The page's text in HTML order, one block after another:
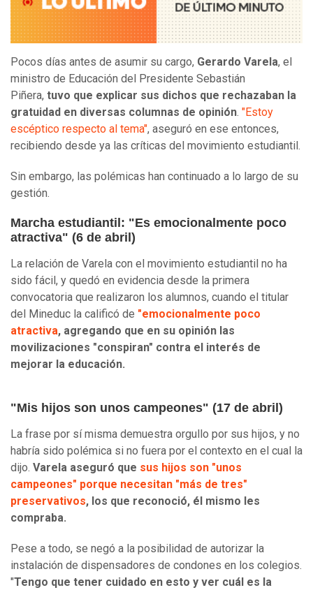
Pocos días antes de asumir su cargo, Gerardo Varela, el
ministro de Educación del Presidente Sebastián
Piñera, tuvo que explicar sus dichos que rechazaban la
gratuidad en diversas columnas de opinión. "Estoy
escéptico respecto al tema", aseguró en ese entonces,
recibiendo desde ya las críticas del movimiento estudiantil.
Sin embargo, las polémicas han continuado a lo largo de su
gestión.
Marcha estudiantil: "Es emocionalmente poco
atractiva" (6 de abril)
La relación de Varela con el movimiento estudiantil no ha
sido fácil, y quedó en evidencia desde la primera
convocatoria que realizaron los alumnos, cuando el titular
del Mineduc la calificó de "emocionalmente poco
atractiva, agregando que en su opinión las
movilizaciones "conspiran" contra el interés de
mejorar la educación.
"Mis hijos son unos campeones" (17 de abril)
La frase por sí misma demuestra orgullo por sus hijos, y no
habría sido polémica si no fuera por el contexto en el cual la
dijo. Varela aseguró que sus hijos son "unos
campeones" porque necesitan "más de tres"
preservativos, los que reconoció, él mismo les
compraba.
Pese a todo, se negó a la posibilidad de autorizar la
instalación de dispensadores de condones en los colegios.
"Tengo que tener cuidado en esto y ver cuál es la